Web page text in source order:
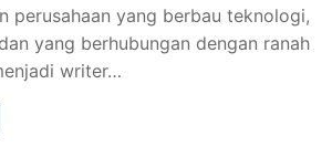
perusahaan yang berbau teknologi,
yang berhubungan dengan ranah
writer…